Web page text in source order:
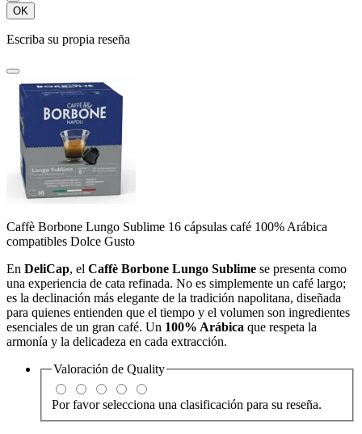
OK
Escriba su propia reseña
Caffè Borbone Lungo Sublime 16 cápsulas café 100% Arábica
compatibles Dolce Gusto
En DeliCap, el Caffè Borbone Lungo Sublime se presenta como
una experiencia de cata refinada. No es simplemente un café largo;
es la declinación más elegante de la tradición napolitana, diseñada
para quienes entienden que el tiempo y el volumen son ingredientes
esenciales de un gran café. Un 100% Arábica que respeta la
armonía y la delicadeza en cada extracción.
Valoración de Quality
Por favor selecciona una clasificación para su reseña.